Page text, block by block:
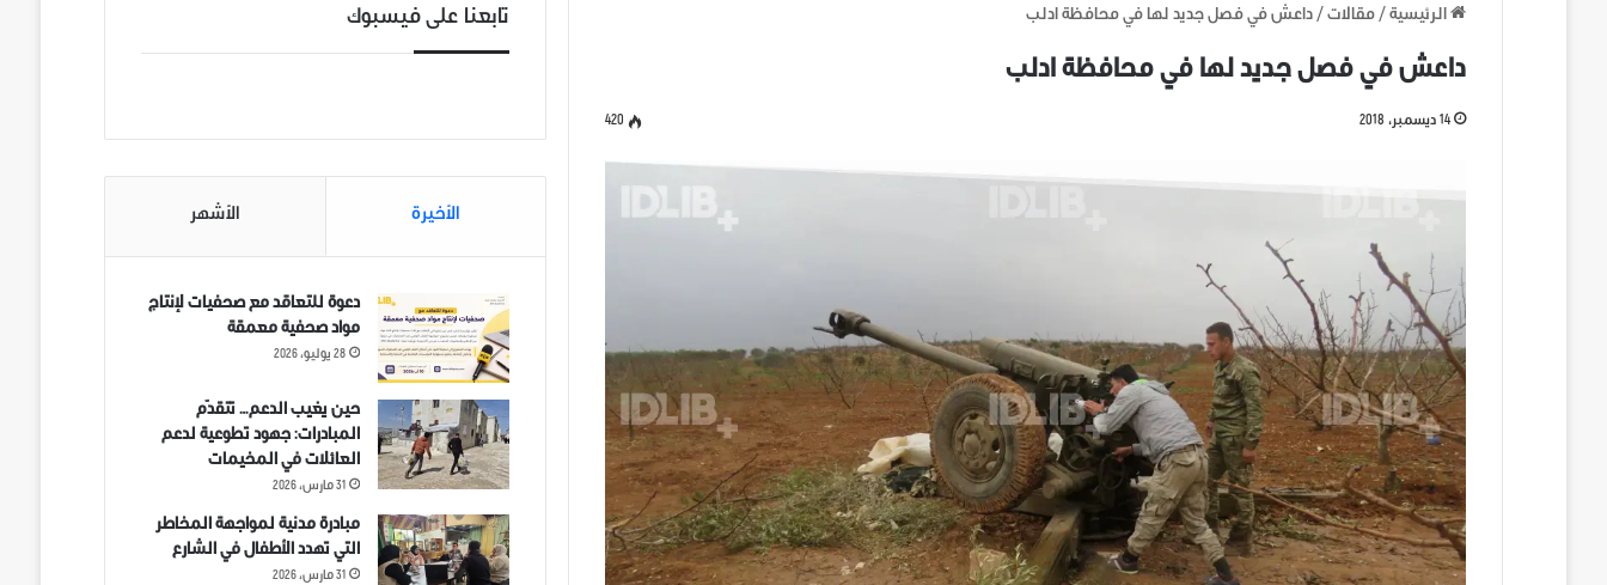
الرئيسية / مقالات / داعش في فصل جديد لها في محافظة ادلب
داعش في فصل جديد لها في محافظة ادلب
14 ديسمبر، 2018 420
تابعنا على فيسبوك
الأخيرة الأشهر
دعوة للتعاقد مع صحفيات لإنتاج
مواد صحفية معمقة
28 يوليو، 2026
حين يغيب الدعم… تتقدّم
المبادرات: جهود تطوعية لدعم
العائلات في المخيمات
31 مارس، 2026
مبادرة مدنية لمواجهة المخاطر
التي تهدد الأطفال في الشارع
31 مارس، 2026